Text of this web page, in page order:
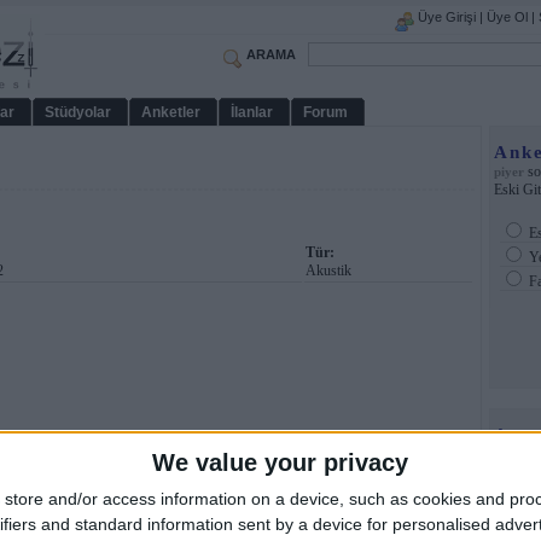
We value your privacy
store and/or access information on a device, such as cookies and
and standard information sent by a device for personalised
Üye Girişi | Üye Ol |
ARAMA
Stüdyolar Anketler İlanlar Forum
Tür:
Akustik
piyer
Eski